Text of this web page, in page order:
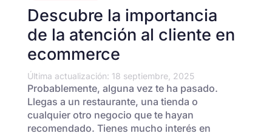
Descubre la importancia
de la atención al cliente en
ecommerce
Última actualización: 18 septiembre, 2025
Probablemente, alguna vez te ha pasado.
Llegas a un restaurante, una tienda o
cualquier otro negocio que te hayan
recomendado. Tienes mucho interés en